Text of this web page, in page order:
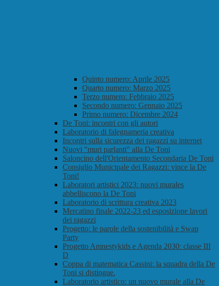
Quinto numero: Aprile 2025
Quarto numero: Marzo 2025
Terzo numero: Febbraio 2025
Secondo numero: Gennaio 2025
Primo numero: Dicembre 2024
De Toni: incontri con gli autori
Laboratorio di falegnameria creativa
Incontri sulla sicurezza dei ragazzi su internet
Nuovi "muri parlanti" alla De Toni
Saloncino dell'Orientamento Secondaria De Toni
Consiglio Municipale dei Ragazzi: vince la De
Toni!
Laboratori artistici 2023: nuovi murales
abbelliscono la De Toni
Laboratorio di scrittura creativa 2023
Mercatino finale 2022-23 ed esposizione lavori
dei ragazzi
Progetto: le parole della sostenibilità e Swap
Party
Progetto Amnestykids e Agenda 2030: classe III
D
Coppa di matematica Cassini: la squadra della De
Toni si distingue.
Laboratorio artistico: un nuovo murale alla De